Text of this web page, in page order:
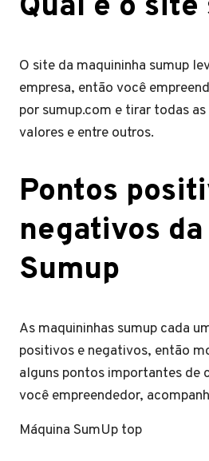
O site da maquininha sumup
empresa, então você
por sumup.com e tirar todas
valores e entre outros.
Pontos
negativos
Sumup
As maquininhas sumup cada
positivos e negativos, então
alguns pontos importantes de
você empreendedor,
Máquina SumUp top